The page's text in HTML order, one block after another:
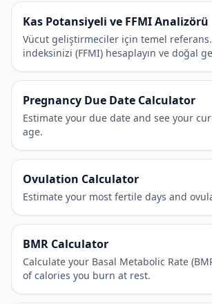
Kas Potansiyeli ve FFMI Analizörü
Vücut geliştirmeciler için temel referans.
indeksinizi (FFMI) hesaplayın ve doğal
Pregnancy Due Date Calculator
Estimate your due date and see your
age.
Ovulation Calculator
Estimate your most fertile days and
BMR Calculator
Calculate your Basal Metabolic Rate
of calories you burn at rest.